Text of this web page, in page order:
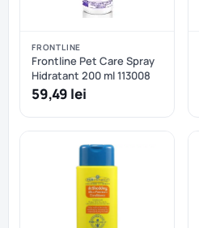
FRONTLINE
Frontline Pet Care Spray
Hidratant 200 ml 113008
59,49 lei